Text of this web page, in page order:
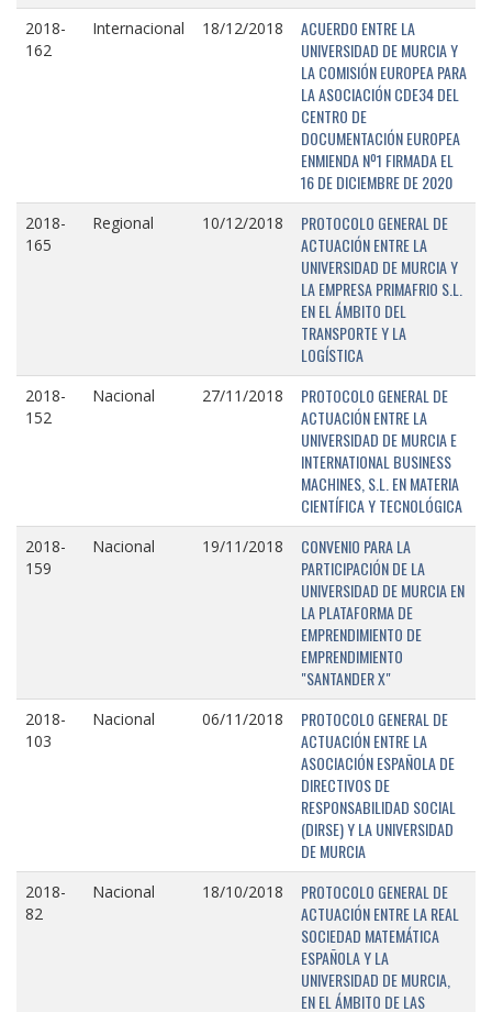
2018-
162
Internacional 18/12/2018
ACUERDO ENTRE LA
UNIVERSIDAD DE MURCIA Y
LA COMISIÓN EUROPEA PARA
LA ASOCIACIÓN CDE34 DEL
CENTRO DE
DOCUMENTACIÓN EUROPEA
ENMIENDA Nº1 FIRMADA EL
16 DE DICIEMBRE DE 2020
2018-
165
Regional 10/12/2018
PROTOCOLO GENERAL DE
ACTUACIÓN ENTRE LA
UNIVERSIDAD DE MURCIA Y
LA EMPRESA PRIMAFRIO S.L.
EN EL ÁMBITO DEL
TRANSPORTE Y LA
LOGÍSTICA
2018-
152
Nacional 27/11/2018
PROTOCOLO GENERAL DE
ACTUACIÓN ENTRE LA
UNIVERSIDAD DE MURCIA E
INTERNATIONAL BUSINESS
MACHINES, S.L. EN MATERIA
CIENTÍFICA Y TECNOLÓGICA
2018-
159
Nacional 19/11/2018
CONVENIO PARA LA
PARTICIPACIÓN DE LA
UNIVERSIDAD DE MURCIA EN
LA PLATAFORMA DE
EMPRENDIMIENTO DE
EMPRENDIMIENTO
"SANTANDER X"
2018-
103
Nacional 06/11/2018
PROTOCOLO GENERAL DE
ACTUACIÓN ENTRE LA
ASOCIACIÓN ESPAÑOLA DE
DIRECTIVOS DE
RESPONSABILIDAD SOCIAL
(DIRSE) Y LA UNIVERSIDAD
DE MURCIA
2018-
82
Nacional 18/10/2018
PROTOCOLO GENERAL DE
ACTUACIÓN ENTRE LA REAL
SOCIEDAD MATEMÁTICA
ESPAÑOLA Y LA
UNIVERSIDAD DE MURCIA,
EN EL ÁMBITO DE LAS